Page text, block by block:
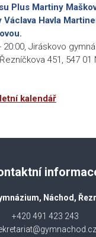
Plus Martiny
Havla
20:00, Jiráskovo
451, 547
kalendář
Náchod,
+420 491 423 243